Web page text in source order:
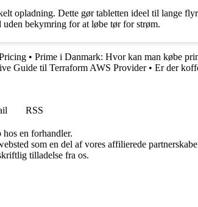
opladning. Dette gør tabletten ideel til lange
bekymring for at løbe tør for strøm.
• Prime i Danmark: Hvor kan man købe
Guide til Terraform AWS Provider• Er der
RSS
en forhandler.
som en del af vores affilierede
tilladelse fra os.